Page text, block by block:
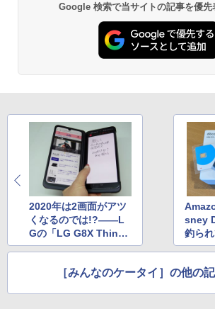
Google 検索で当サイトの記事を優先
2020年は2画面がアツ
くなるのでは!?――L
Gの「LG G8X Thin
Q」を触ってみた
sney
釣ら
契約
［みんなのケータイ］の他の